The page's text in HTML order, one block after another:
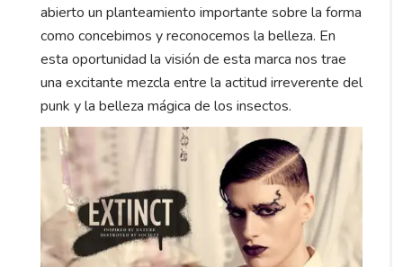
abierto un planteamiento importante sobre la forma
como concebimos y reconocemos la belleza. En
esta oportunidad la visión de esta marca nos trae
una excitante mezcla entre la actitud irreverente del
punk y la belleza mágica de los insectos.